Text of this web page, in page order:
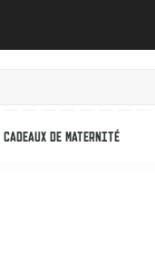
Cadeaux de maternité